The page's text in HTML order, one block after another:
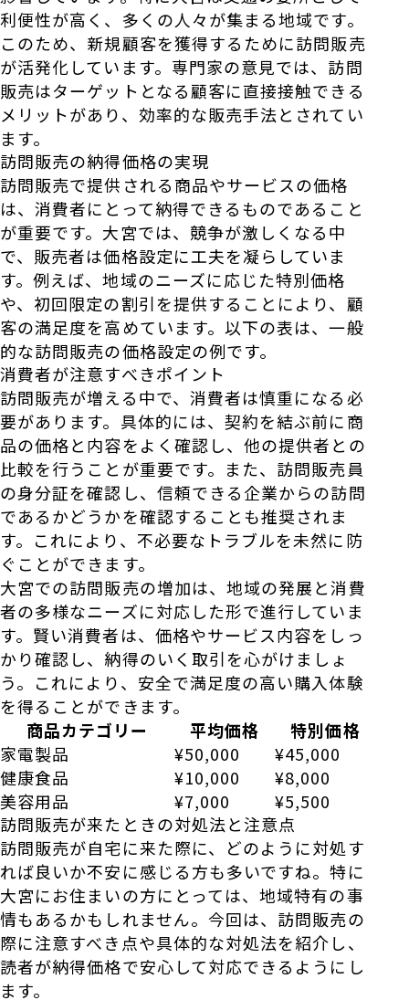
利便性が高く、多くの人々が集まる地域です。
このため、新規顧客を獲得するために訪問販売
が活発化しています。専門家の意見では、訪問
販売はターゲットとなる顧客に直接接触できる
メリットがあり、効率的な販売手法とされてい
ます。
訪問販売の納得価格の実現
訪問販売で提供される商品やサービスの価格
は、消費者にとって納得できるものであること
が重要です。大宮では、競争が激しくなる中
で、販売者は価格設定に工夫を凝らしていま
す。例えば、地域のニーズに応じた特別価格
や、初回限定の割引を提供することにより、顧
客の満足度を高めています。以下の表は、一般
的な訪問販売の価格設定の例です。
消費者が注意すべきポイント
訪問販売が増える中で、消費者は慎重になる必
要があります。具体的には、契約を結ぶ前に商
品の価格と内容をよく確認し、他の提供者との
比較を行うことが重要です。また、訪問販売員
の身分証を確認し、信頼できる企業からの訪問
であるかどうかを確認することも推奨されま
す。これにより、不必要なトラブルを未然に防
ぐことができます。
大宮での訪問販売の増加は、地域の発展と消費
者の多様なニーズに対応した形で進行していま
す。賢い消費者は、価格やサービス内容をしっ
かり確認し、納得のいく取引を心がけましょ
う。これにより、安全で満足度の高い購入体験
を得ることができます。
商品カテゴリー
平均価格
特別価格
家電製品
¥50,000
¥45,000
健康食品
¥10,000
¥8,000
美容用品
¥7,000
¥5,500
訪問販売が来たときの対処法と注意点
訪問販売が自宅に来た際に、どのように対処す
れば良いか不安に感じる方も多いですね。特に
大宮にお住まいの方にとっては、地域特有の事
情もあるかもしれません。今回は、訪問販売の
際に注意すべき点や具体的な対処法を紹介し、
読者が納得価格で安心して対応できるようにし
ます。